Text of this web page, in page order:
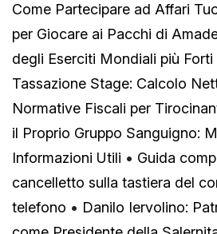
Come Partecipare ad Affari
per Giocare ai Pacchi di
degli Eserciti Mondiali più
Tassazione Stage: Calcolo
Normative Fiscali per
il Proprio Gruppo Sanguigno:
Informazioni Utili • Guida
cancelletto sulla tastiera del
telefono • Danilo Iervolino: